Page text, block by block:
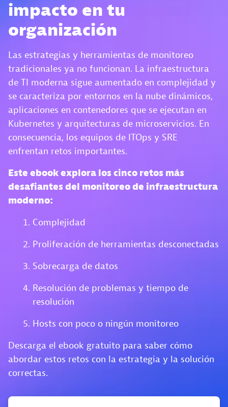
impacto en tu
organización
Las estrategias y herramientas de monitoreo
tradicionales ya no funcionan. La infraestructura
de TI moderna sigue aumentado en complejidad y
se caracteriza por entornos en la nube dinámicos,
aplicaciones en contenedores que se ejecutan en
Kubernetes y arquitecturas de microservicios. En
consecuencia, los equipos de ITOps y SRE
enfrentan retos importantes.
Este ebook explora los cinco retos más
desafiantes del monitoreo de infraestructura
moderno:
Complejidad
Proliferación de herramientas desconectadas
Sobrecarga de datos
Resolución de problemas y tiempo de
resolución
Hosts con poco o ningún monitoreo
Descarga el ebook gratuito para saber cómo
abordar estos retos con la estrategia y la solución
correctas.